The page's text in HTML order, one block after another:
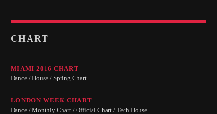
Owner
MISS PINK
Look Designer / Talent Scout
SAMUEL GARCIA
Sound Designer / Talent Scout
CHART
MIAMI 2016 CHART
Dance / House / Spring Chart
LONDON WEEK CHART
Dance / Monthly Chart / Official Chart / Tech House